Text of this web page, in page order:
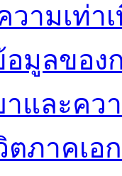
ามเท่า
มูลของ
และคว
ภาคเอ